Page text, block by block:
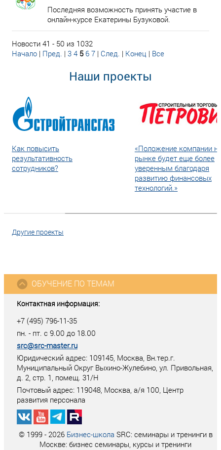
Последняя возможность принять участие в
онлайн-курсе Екатерины Бузуковой.
Новости 41 - 50 из 1032
Начало | Пред. | 3 4 5 6 7 | След. | Конец | Все
Наши проекты
Как повысить
результативность
сотрудников?
«Положение компании
рынке будет еще более
уверенным благодаря
развитию финансовых
технологий.»
Другие проекты
Контактная информация:
+7 (495) 796-11-35
пн. - пт. с 9.00 до 18.00
src@src-master.ru
Юридический адрес: 109145, Москва, Вн.тер.г.
Муниципальный Округ Выхино-Жулебино, ул. Привольная,
д. 2, стр. 1, помещ. 31/Н
Почтовый адрес: 119048, Москва, а/я 100, Центр
развития персонала
ОБУЧЕНИЕ ПО ТЕМАМ
© 1999 - 2026 Бизнес-школа SRC: семинары и тренинги в
Москве: бизнес семинары, курсы и тренинги